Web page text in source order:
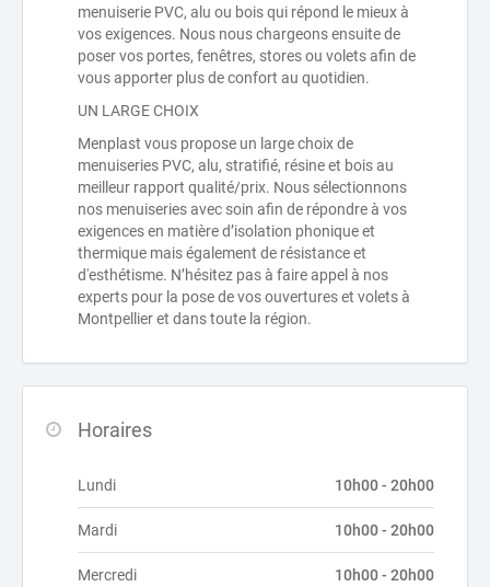
menuiserie PVC, alu ou bois qui répond le mieux à
vos exigences. Nous nous chargeons ensuite de
poser vos portes, fenêtres, stores ou volets afin de
vous apporter plus de confort au quotidien.
UN LARGE CHOIX
Menplast vous propose un large choix de
menuiseries PVC, alu, stratifié, résine et bois au
meilleur rapport qualité/prix. Nous sélectionnons
nos menuiseries avec soin afin de répondre à vos
exigences en matière d’isolation phonique et
thermique mais également de résistance et
d'esthétisme. N’hésitez pas à faire appel à nos
experts pour la pose de vos ouvertures et volets à
Montpellier et dans toute la région.
Horaires
Lundi 10h00 - 20h00
Mardi 10h00 - 20h00
Mercredi 10h00 - 20h00